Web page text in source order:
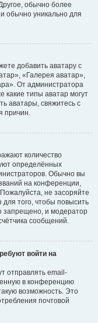
обычно более
обычно уникально для
добавить аватару с
«Галерея аватар»,
От администратора
какие типы аватар могут
аватары, свяжитесь с
причин.
количество
определённых
Обычно вы
на конференции,
не засоряйте
того, чтобы повысить
запрещено, и модератор
сообщений.
войти на
отправлять email-
в конференцию
возможность. Это
почтовой